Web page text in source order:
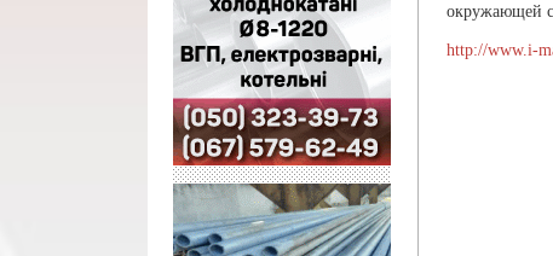
окружающей
http://www.i-